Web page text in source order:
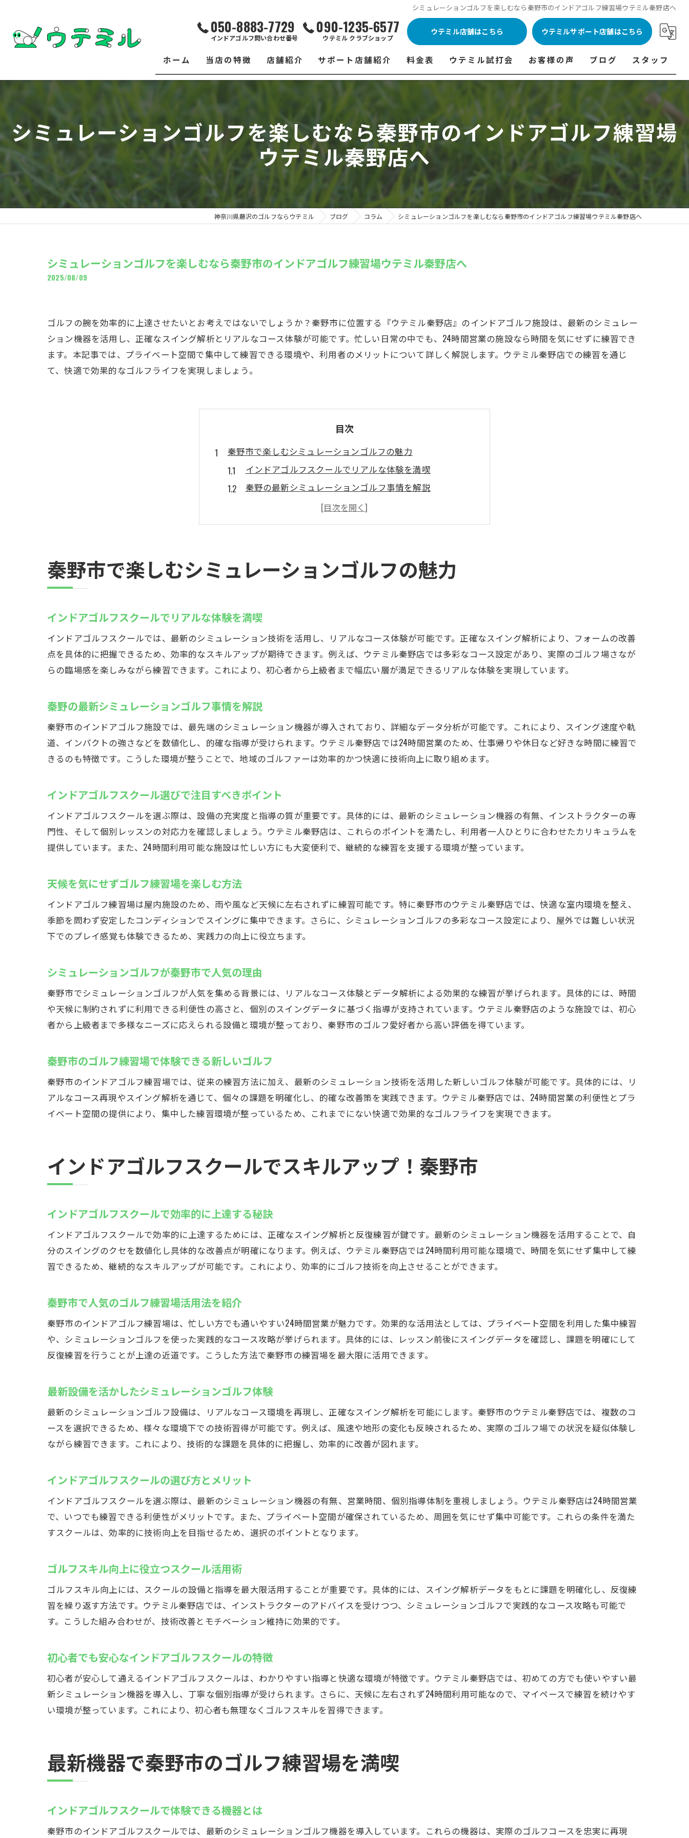
シミュレーションゴルフを楽しむなら秦野市のインドアゴルフ練習場ウテミル秦野店へ
050-8883-7729
インドアゴルフ問い合わせ番号
090-1235-6577
ウテミル クラブショップ
ウテミル店舗はこちら ウテミルサポート店舗はこちら
ホーム 当店の特徴
練習場
フィッティング
クラブショップ
店舗紹介
ウテミル 浦安駅前店
市原インドアゴルフ
ウテミルスクール高崎店
サポート店舗紹介
シミュレーションゴルフ Caddy
スズヨンゴルフクラブ(SUZU4-GOLFCLUB)
料金表
浦安駅前店 料金表
市原インドアゴルフ 料金表
ウテミルスクール高崎店 料金表
サポート店舗 料金表
シミュレーションゴルフ Caddy 料金表
Golfet亀有店 料金表
ウテミル試打会
ウテミル試打会とは・・・
ウテミル試打会日程
フィッテイング・試打会 商品ラインナップ一覧
よくある質問
試打会開催受付
お客様の声
フィッテイング・試打会参加者の声
ブログ スタッフ
代表あいさつ
シミュレーションゴルフを楽しむなら秦野市のインドアゴルフ練習場
ウテミル秦野店へ
神奈川県藤沢のゴルフならウテミル ブログ コラム シミュレーションゴルフを楽しむなら秦野市のインドアゴルフ練習場ウテミル秦野店へ
シミュレーションゴルフを楽しむなら秦野市のインドアゴルフ練習場ウテミル秦野店へ
2025/08/09
ゴルフの腕を効率的に上達させたいとお考えではないでしょうか？秦野市に位置する『ウテミル秦野店』のインドアゴルフ施設は、最新のシミュレー
ション機器を活用し、正確なスイング解析とリアルなコース体験が可能です。忙しい日常の中でも、24時間営業の施設なら時間を気にせずに練習でき
ます。本記事では、プライベート空間で集中して練習できる環境や、利用者のメリットについて詳しく解説します。ウテミル秦野店での練習を通じ
て、快適で効果的なゴルフライフを実現しましょう。
目次
秦野市で楽しむシミュレーションゴルフの魅力
インドアゴルフスクールでリアルな体験を満喫
秦野の最新シミュレーションゴルフ事情を解説
インドアゴルフスクール選びで注目すべきポイント
天候を気にせずゴルフ練習場を楽しむ方法
秦野市のゴルフ練習場で体験できる新しいゴルフ
インドアゴルフスクールでスキルアップ！秦野市
秦野市で人気のゴルフ練習場活用法を紹介
最新設備を活かしたシミュレーションゴルフ体験
インドアゴルフスクールの選び方とメリット
ゴルフスキル向上に役立つスクール活用術
最新機器で秦野市のゴルフ練習場を満喫
インドアゴルフスクールで体験できる機器とは
シミュレーションゴルフでデータを活用した練習法
ゴルフ練習場での最新スイング解析の魅力
秦野市の練習場で味わう最新技術の利点
スキル向上を支えるインドアゴルフスクール活用
秦野市で24時間営業のウテミル秦野店でインドアゴルフを体験
インドアゴルフスクールで時間を選ばず練習可能
インドアゴルフスクールで手軽にゴルフを楽しむ
いつでも利用できるゴルフ練習場の魅力
秦野市で叶う効率的なスキルアップ法
インドアゴルフスクールで個室練習の効果を実感
周囲を気にせずゴルフ練習場で集中力アップ
プライベート空間で快適なシミュレーションゴルフ
インドアゴルフスクールなら安心して練習可能
秦野市で実現する理想のゴルフ練習ライフ
秦野市のシミュレーションゴルフ施設ガイド
おすすめインドアゴルフスクールの特徴を紹介
秦野市のゴルフ練習場選びのポイントとは
初心者も安心の秦野市ゴルフ施設案内
インドアゴルフスクールで得られる上達のコツ
効率よく練習するためのシミュレーション活用術
ゴルフ練習場でスコアアップを目指す方法
インドアゴルフスクールを選ぶなら秦野市で決まり
秦野市のインドアゴルフスクールが選ばれる理由
ゴルフ練習場とシミュレーションの魅力比較
インドアゴルフで実感できる上達体験
選ばれるインドアゴルフスクールのポイント
秦野市で楽しむシミュレーションゴルフの魅力
インドアゴルフスクールでリアルな体験を満喫
インドアゴルフスクールでは、最新のシミュレーション技術を活用し、リアルなコース体験が可能です。正確なスイング解析により、フォームの改善
点を具体的に把握できるため、効率的なスキルアップが期待できます。例えば、ウテミル秦野店では多彩なコース設定があり、実際のゴルフ場さなが
らの臨場感を楽しみながら練習できます。これにより、初心者から上級者まで幅広い層が満足できるリアルな体験を実現しています。
秦野の最新シミュレーションゴルフ事情を解説
秦野市のインドアゴルフ施設では、最先端のシミュレーション機器が導入されており、詳細なデータ分析が可能です。これにより、スイング速度や軌
道、インパクトの強さなどを数値化し、的確な指導が受けられます。ウテミル秦野店では24時間営業のため、仕事帰りや休日など好きな時間に練習で
きるのも特徴です。こうした環境が整うことで、地域のゴルファーは効率的かつ快適に技術向上に取り組めます。
インドアゴルフスクール選びで注目すべきポイント
インドアゴルフスクールを選ぶ際は、設備の充実度と指導の質が重要です。具体的には、最新のシミュレーション機器の有無、インストラクターの専
門性、そして個別レッスンの対応力を確認しましょう。ウテミル秦野店は、これらのポイントを満たし、利用者一人ひとりに合わせたカリキュラムを
提供しています。また、24時間利用可能な施設は忙しい方にも大変便利で、継続的な練習を支援する環境が整っています。
天候を気にせずゴルフ練習場を楽しむ方法
インドアゴルフ練習場は屋内施設のため、雨や風など天候に左右されずに練習可能です。特に秦野市のウテミル秦野店では、快適な室内環境を整え、
季節を問わず安定したコンディションでスイングに集中できます。さらに、シミュレーションゴルフの多彩なコース設定により、屋外では難しい状況
下でのプレイ感覚も体験できるため、実践力の向上に役立ちます。
シミュレーションゴルフが秦野市で人気の理由
秦野市でシミュレーションゴルフが人気を集める背景には、リアルなコース体験とデータ解析による効果的な練習が挙げられます。具体的には、時間
や天候に制約されずに利用できる利便性の高さと、個別のスイングデータに基づく指導が支持されています。ウテミル秦野店のような施設では、初心
者から上級者まで多様なニーズに応えられる設備と環境が整っており、秦野市のゴルフ愛好者から高い評価を得ています。
秦野市のゴルフ練習場で体験できる新しいゴルフ
秦野市のインドアゴルフ練習場では、従来の練習方法に加え、最新のシミュレーション技術を活用した新しいゴルフ体験が可能です。具体的には、リ
アルなコース再現やスイング解析を通じて、個々の課題を明確化し、的確な改善策を実践できます。ウテミル秦野店では、24時間営業の利便性とプラ
イベート空間の提供により、集中した練習環境が整っているため、これまでにない快適で効果的なゴルフライフを実現できます。
インドアゴルフスクールでスキルアップ！秦野市
インドアゴルフスクールで効率的に上達する秘訣
インドアゴルフスクールで効率的に上達するためには、正確なスイング解析と反復練習が鍵です。最新のシミュレーション機器を活用することで、自
分のスイングのクセを数値化し具体的な改善点が明確になります。例えば、ウテミル秦野店では24時間利用可能な環境で、時間を気にせず集中して練
習できるため、継続的なスキルアップが可能です。これにより、効率的にゴルフ技術を向上させることができます。
秦野市で人気のゴルフ練習場活用法を紹介
秦野市のインドアゴルフ練習場は、忙しい方でも通いやすい24時間営業が魅力です。効果的な活用法としては、プライベート空間を利用した集中練習
や、シミュレーションゴルフを使った実践的なコース攻略が挙げられます。具体的には、レッスン前後にスイングデータを確認し、課題を明確にして
反復練習を行うことが上達の近道です。こうした方法で秦野市の練習場を最大限に活用できます。
最新設備を活かしたシミュレーションゴルフ体験
最新のシミュレーションゴルフ設備は、リアルなコース環境を再現し、正確なスイング解析を可能にします。秦野市のウテミル秦野店では、複数のコ
ースを選択できるため、様々な環境下での技術習得が可能です。例えば、風速や地形の変化も反映されるため、実際のゴルフ場での状況を疑似体験し
ながら練習できます。これにより、技術的な課題を具体的に把握し、効率的に改善が図れます。
インドアゴルフスクールの選び方とメリット
インドアゴルフスクールを選ぶ際は、最新のシミュレーション機器の有無、営業時間、個別指導体制を重視しましょう。ウテミル秦野店は24時間営業
で、いつでも練習できる利便性がメリットです。また、プライベート空間が確保されているため、周囲を気にせず集中可能です。これらの条件を満た
すスクールは、効率的に技術向上を目指せるため、選択のポイントとなります。
ゴルフスキル向上に役立つスクール活用術
ゴルフスキル向上には、スクールの設備と指導を最大限活用することが重要です。具体的には、スイング解析データをもとに課題を明確化し、反復練
習を繰り返す方法です。ウテミル秦野店では、インストラクターのアドバイスを受けつつ、シミュレーションゴルフで実践的なコース攻略も可能で
す。こうした組み合わせが、技術改善とモチベーション維持に効果的です。
初心者でも安心なインドアゴルフスクールの特徴
初心者が安心して通えるインドアゴルフスクールは、わかりやすい指導と快適な環境が特徴です。ウテミル秦野店では、初めての方でも使いやすい最
新シミュレーション機器を導入し、丁寧な個別指導が受けられます。さらに、天候に左右されず24時間利用可能なので、マイペースで練習を続けやす
い環境が整っています。これにより、初心者も無理なくゴルフスキルを習得できます。
最新機器で秦野市のゴルフ練習場を満喫
インドアゴルフスクールで体験できる機器とは
秦野市のインドアゴルフスクールでは、最新のシミュレーションゴルフ機器を導入しています。これらの機器は、実際のゴルフコースを忠実に再現